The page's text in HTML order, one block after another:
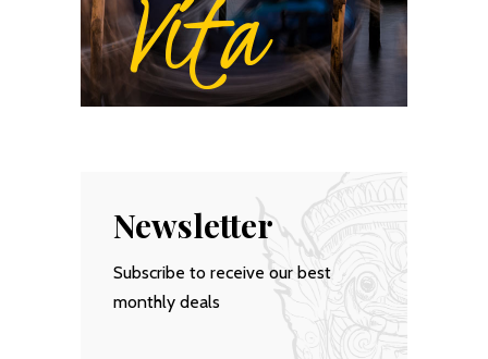
Newsletter
Subscribe to receive our best
monthly deals